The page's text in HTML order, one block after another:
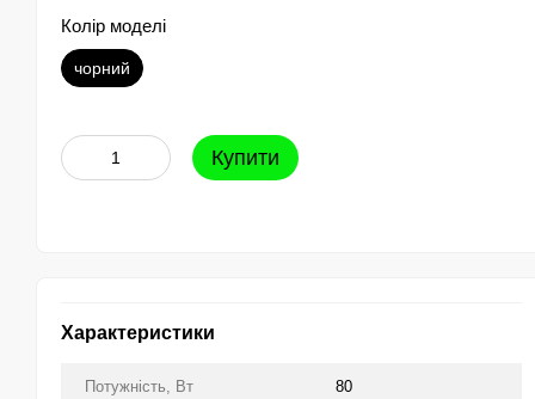
Колір моделі
чорний
Купити
Характеристики
Потужність, Вт 80